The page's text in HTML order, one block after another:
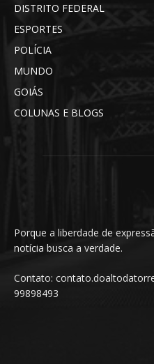
DISTRITO FEDERAL
ESPORTES
POLÍCIA
MUNDO
GOIÁS
COLUNAS E BLOGS
Porque a liberdade de
notícia busca a verdade.
Contato:
99898493